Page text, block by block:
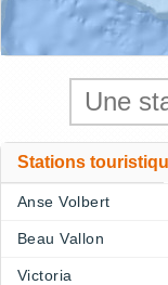
Stations
Anse Volbert
Beau Vallon
Victoria